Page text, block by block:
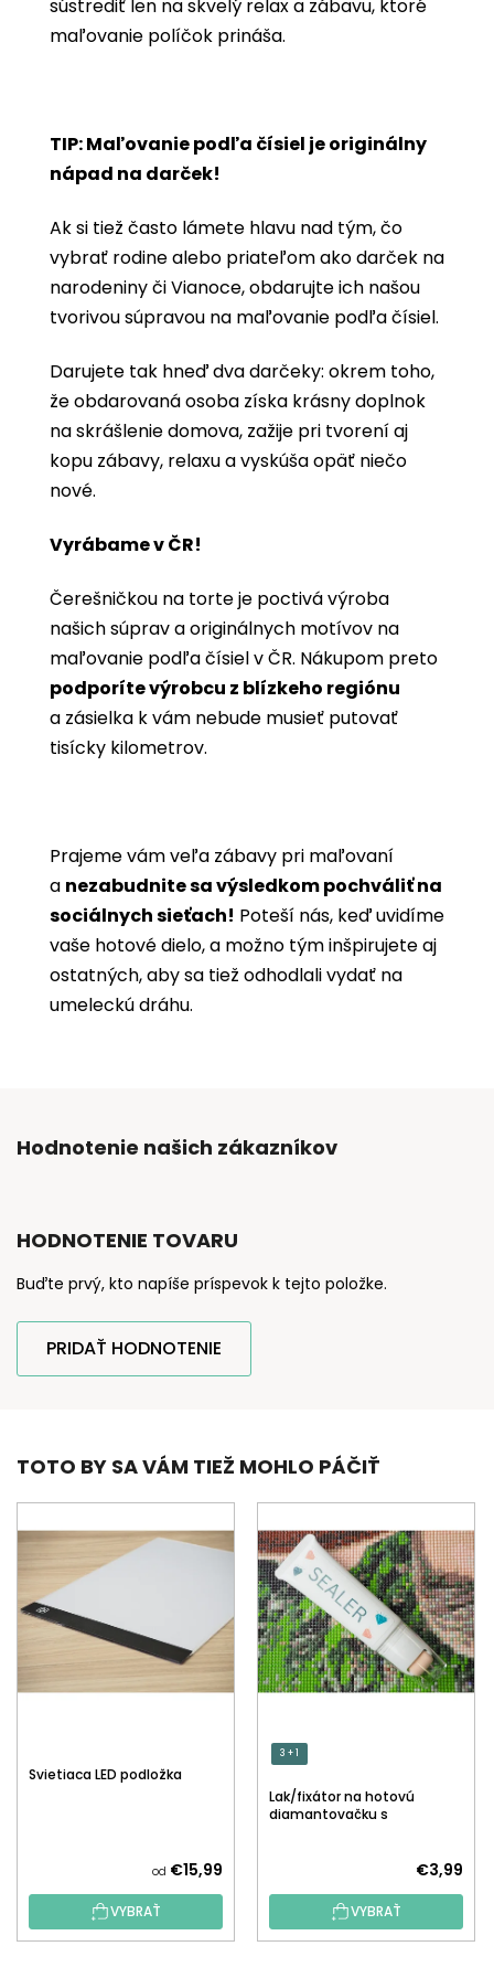
sústrediť len na skvelý relax a zábavu, ktoré
maľovanie políčok prináša.
TIP: Maľovanie podľa čísiel je originálny
nápad na darček!
Ak si tiež často lámete hlavu nad tým, čo
vybrať rodine alebo priateľom ako darček na
narodeniny či Vianoce, obdarujte ich našou
tvorivou súpravou na maľovanie podľa čísiel.
Darujete tak hneď dva darčeky: okrem toho,
že obdarovaná osoba získa krásny doplnok
na skrášlenie domova, zažije pri tvorení aj
kopu zábavy, relaxu a vyskúša opäť niečo
nové.
Vyrábame v ČR!
Čerešničkou na torte je poctivá výroba
našich súprav a originálnych motívov na
maľovanie podľa čísiel v ČR. Nákupom preto
podporíte výrobcu z blízkeho regiónu
a zásielka k vám nebude musieť putovať
tisícky kilometrov.
Prajeme vám veľa zábavy pri maľovaní
a nezabudnite sa výsledkom pochváliť na
sociálnych sieťach! Poteší nás, keď uvidíme
vaše hotové dielo, a možno tým inšpirujete aj
ostatných, aby sa tiež odhodlali vydať na
umeleckú dráhu.
Hodnotenie našich zákazníkov
HODNOTENIE TOVARU
Buďte prvý, kto napíše príspevok k tejto položke.
PRIDAŤ HODNOTENIE
TOTO BY SA VÁM TIEŽ MOHLO PÁČIŤ
Svietiaca LED podložka
od €15,99
VYBRAŤ
3 + 1
Lak/fixátor na hotovú
diamantovačku s
€3,99
VYBRAŤ